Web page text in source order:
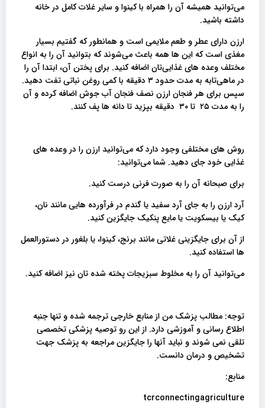
می‌توانید همیشه آن را همراه با کینوا و سایر غلات کامل در خانه
داشته باشید.
ارزن دارای عطر و طعم ملایمی است و همانطور که گفتیم بسیار
مغذی است که این ها همه باعث می‌شوند که بتوانید آن را به انواع
مختلف وعده های غذایی‌تان اضافه کنید. برای پختن آن، ابتدا آن را
در ماهی‌تابه به مدت حدود ۳ دقیقه با کمی روغن نباتی تفت دهید.
سپس برای هر فنجان ارزن نصف فنجان آب جوش اضافه کرده و آن
را به مدت ۲۵ تا ۳۰ دقیقه بپزید تا دانه ها پف کنند.
روش های مختلفی وجود دارد که می‌توانید ارزن را در وعده های
غذایی خود جای دهید. شما می‌توانید:
برای صبحانه آن را به صورت فرنی درست کنید.
آرد ارزن را به جای آرد سفید یا گندم در فرآورده هایی مانند نان،
کیک یا بیسکویت یا مایع پنکیک جایگزین کنید.
از آن برای جایگزینی غلاتی مانند برنج، کینوا، یا بلغور در دستورالعمل
ها استفاده کنید.
می‌توانید آن را به مخلوط سبزیجات پخته شده تان نیز اضافه کنید.
توجه: مطالب پزشک من از منابع خارجی ترجمه شده و تنها جنبه
اطلاع رسانی و آموزشی دارد. از این رو توصیه پزشکی تخصصی
تلقی نمی شوند و نباید آنها را جایگزین مراجعه به پزشک جهت
تشخیص و درمان دانست.
منابع:
tcrconnectingagriculture